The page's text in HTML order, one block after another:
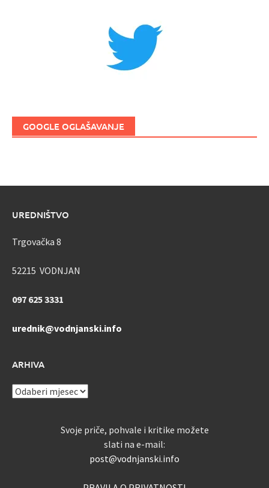
GOOGLE OGLAŠAVANJE
UREDNIŠTVO
Trgovačka 8
52215 VODNJAN
097 625 3331
urednik@vodnjanski.info
ARHIVA
ARHIVA
Svoje priče, pohvale i kritike možete
slati na e-mail:
post@vodnjanski.info